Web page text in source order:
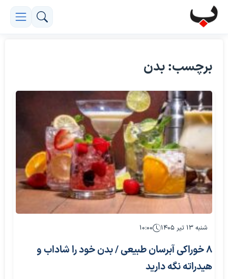
برچسب: بدن
شنبه ۱۳ تیر ۱۴۰۵ ۱۰:۰۰
۸ خوراکی آبرسان طبیعی / بدن خود را شاداب و
هیدراته نگه دارید